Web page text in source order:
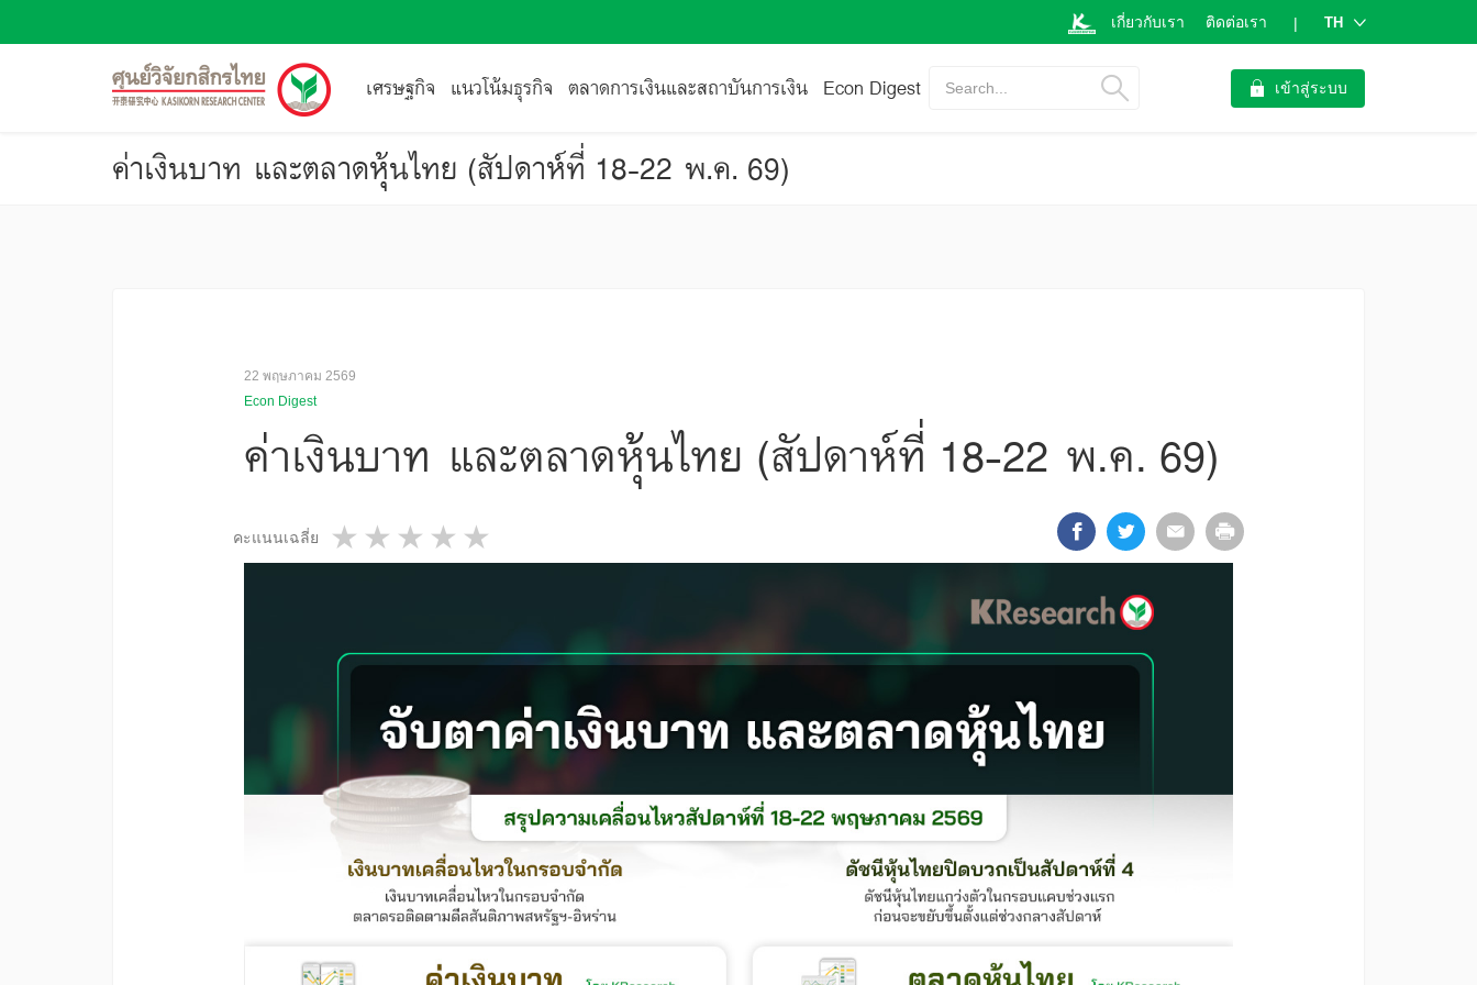
เกี่ยวกับเรา ติดต่อเรา | TH
เศรษฐกิจ แนวโน้มธุรกิจ ตลาดการเงินและสถาบันการเงิน Econ Digest Search... เข้าสู่ระบบ
ค่าเงินบาท และตลาดหุ้นไทย (สัปดาห์ที่ 18-22 พ.ค. 69)
22 พฤษภาคม 2569
Econ Digest
ค่าเงินบาท และตลาดหุ้นไทย (สัปดาห์ที่ 18-22 พ.ค. 69)
คะแนนเฉลี่ย 4 stars
3 stars
2 stars
1 star